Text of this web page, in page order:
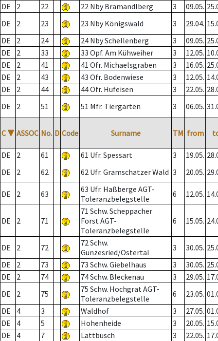
DE
2 22 22 Nby Bramandlberg 3 09.05.
DE
2 23 23 Nby Königswald 3 29.04.
DE
2 24 24 Nby Schellenberg 3 09.05.
DE
2 33 33 Opf. Am Kühweiher 3 12.05.
DE
2 41 41 Ofr. Michaelsgraben 3 16.05.
DE
2 43 43 Ofr. Bodenwiese 3 12.05.
DE
2 44 44 Ofr. Hufeisen 3 22.05.
DE
2 51 51 Mfr. Tiergarten 3 06.05.
C ▼ ASSOC No. D Code Surname TM from
DE 2 61 61 Ufr. Spessart 3 19.05.
DE
2 62 62 Ufr. Gramschatzer Wald 3 20.05.
DE 2 63
63 Ufr. Haßberge AGT-
Toleranzbelegstelle
6 12.05.
DE 2 71
71 Schw. Scheppacher
Forst AGT-
Toleranzbelegstelle
6 15.05.
DE 2 72
72 Schw.
Gunzesried/Ostertal
3 30.05.
DE
2 73 73 Schw. Giebelhaus 3 30.05.
DE
2 74 74 Schw. Bleckenau 3 29.05.
DE
2 75
75 Schw. Hochgrat AGT-
Toleranzbelegstelle
6 23.05.
DE
4 3 Waldhof 3 27.05.
DE
4 5 Hohenheide 3 20.05.
DE
4 7 Lattbusch 3 22.05.